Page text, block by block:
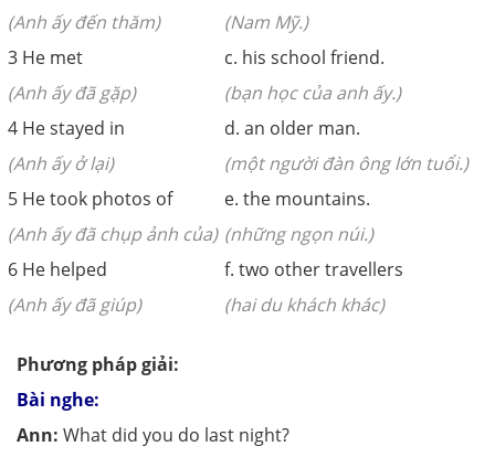
(Anh ấy đến thăm)
3 He met
(Anh ấy đã gặp)
4 He stayed in
(Anh ấy ở lại)
5 He took photos of
(Anh ấy đã chụp ảnh của)
6 He helped
(Anh ấy đã giúp)
(Nam Mỹ.)
c. his school friend.
(bạn học của anh ấy.)
d. an older man.
(một người đàn ông lớn tuổi.)
e. the mountains.
(những ngọn núi.)
f. two other travellers
(hai du khách khác)
Phương pháp giải:
Bài nghe:
Ann: What did you do last night?